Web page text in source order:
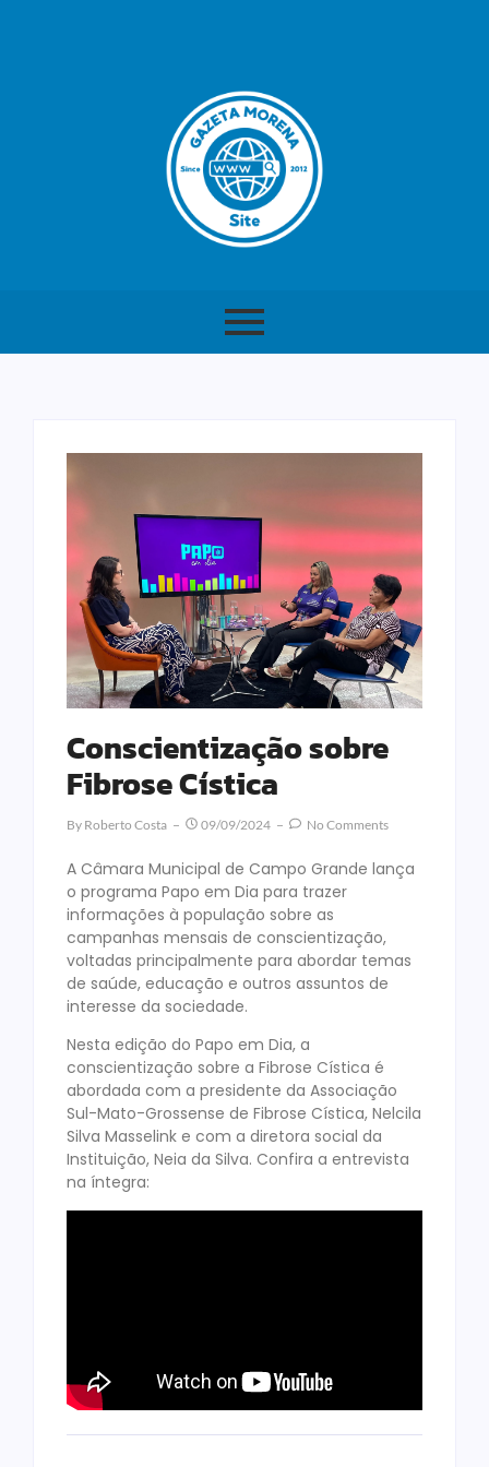
Conscientização sobre
Fibrose Cística
By Roberto Costa 09/09/2024 No Comments
A Câmara Municipal de Campo Grande lança
o programa Papo em Dia para trazer
informações à população sobre as
campanhas mensais de conscientização,
voltadas principalmente para abordar temas
de saúde, educação e outros assuntos de
interesse da sociedade.
Nesta edição do Papo em Dia, a
conscientização sobre a Fibrose Cística é
abordada com a presidente da Associação
Sul-Mato-Grossense de Fibrose Cística, Nelcila
Silva Masselink e com a diretora social da
Instituição, Neia da Silva. Confira a entrevista
na íntegra: